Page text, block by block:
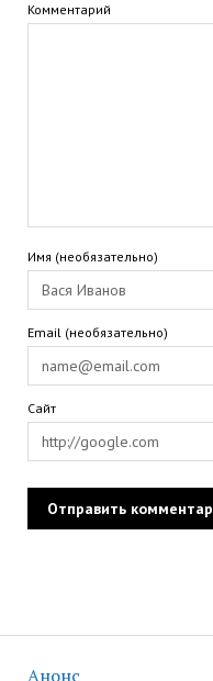
Анонс
Комментарий
Имя (необязательно)
Email (необязательно)
Сайт